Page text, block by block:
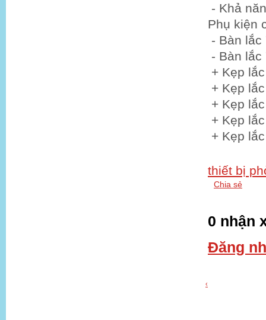
- Khả
Phụ kiện
- Bàn
- Bàn lắc
+ Kẹp
+ Kẹp
+ Kẹp
+ Kẹp
+ Kẹp
thiết bị
Chia sẻ
0 nhận
Đăng
‹